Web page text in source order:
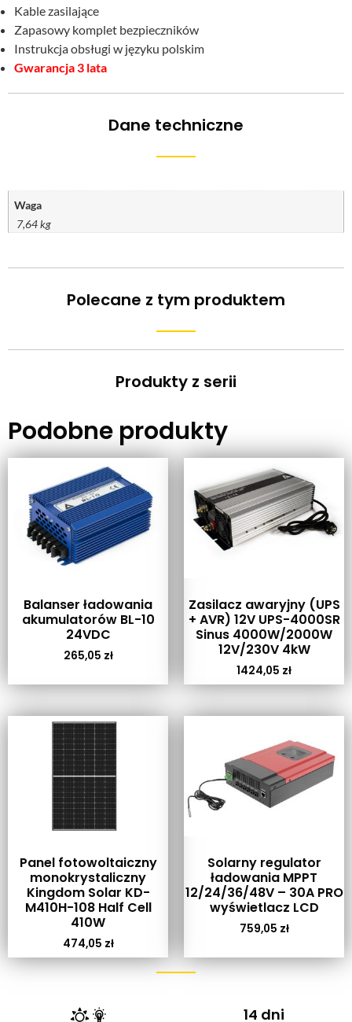
Kable zasilające
Zapasowy komplet bezpieczników
Instrukcja obsługi w języku polskim
Gwarancja 3 lata
Dane techniczne
Waga
7,64 kg
Polecane z tym produktem
Produkty z serii
Podobne produkty
Balanser ładowania
akumulatorów BL-10
24VDC
265,05 zł
Zasilacz awaryjny (UPS
+ AVR) 12V UPS-4000SR
Sinus 4000W/2000W
12V/230V 4kW
1424,05 zł
Panel fotowoltaiczny
monokrystaliczny
Kingdom Solar KD-
M410H-108 Half Cell
410W
474,05 zł
Solarny regulator
ładowania MPPT
12/24/36/48V – 30A PRO
wyświetlacz LCD
759,05 zł
14 dni